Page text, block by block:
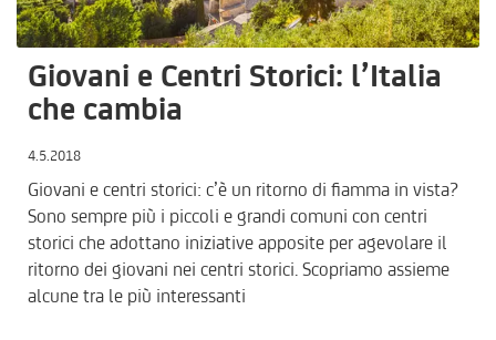
Giovani e Centri Storici: l’Italia
che cambia
4.5.2018
Giovani e centri storici: c’è un ritorno di fiamma in vista?
Sono sempre più i piccoli e grandi comuni con centri
storici che adottano iniziative apposite per agevolare il
ritorno dei giovani nei centri storici. Scopriamo assieme
alcune tra le più interessanti